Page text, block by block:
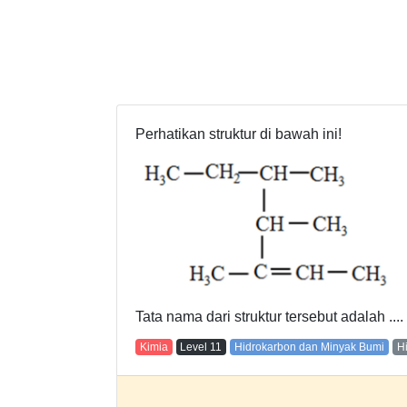
Perhatikan struktur di bawah ini!
Tata nama dari struktur tersebut adalah ....
Kimia Level 11 Hidrokarbon dan Minyak Bumi